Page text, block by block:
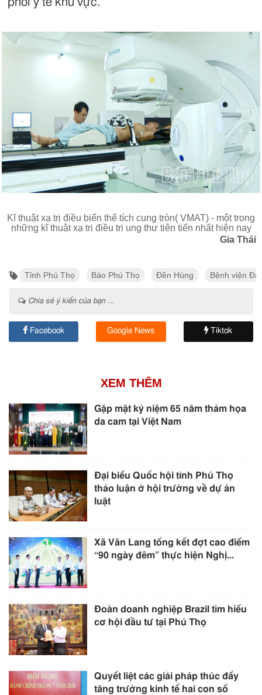
Kĩ thuật xạ trị điều biến thể tích cung tròn( VMAT) - một trong
những kĩ thuật xạ trị điều trị ung thư tiên tiến nhất hiện nay
Gia Thái
Tỉnh Phú Thọ Báo Phú Thọ Đền Hùng Bệnh viện Đa
Chia sẻ ý kiến của bạn ...
Facebook Google News Tiktok
XEM THÊM
Gặp mặt kỷ niệm 65 năm thảm họa
da cam tại Việt Nam
Đại biểu Quốc hội tỉnh Phú Thọ
thảo luận ở hội trường về dự án
luật
Xã Văn Lang tổng kết đợt cao điểm
“90 ngày đêm” thực hiện Nghị...
Đoàn doanh nghiệp Brazil tìm hiểu
cơ hội đầu tư tại Phú Thọ
Quyết liệt các giải pháp thúc đẩy
tăng trưởng kinh tế hai con số